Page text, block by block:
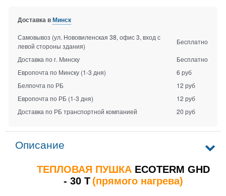
Доставка вМинск
Самовывоз (ул. Нововиленская 38, офис 3, вход с
левой стороны здания)
Бесплатно
Доставка по г. Минску
Бесплатно
Европочта по Минску (1-3 дня)
6 руб
Белпочта по РБ
12 руб
Европочта по РБ (1-3 дня)
12 руб
Доставка по РБ транспортной компанией
20 руб
Описание
ТЕПЛОВАЯ ПУШКА ECOTERM GHD
- 30 T (прямого нагрева)